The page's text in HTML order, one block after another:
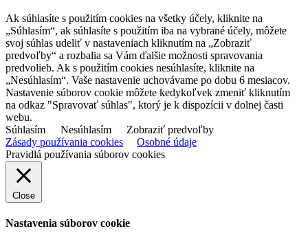
Ak súhlasíte s použitím cookies na všetky účely, kliknite na
„Súhlasím“, ak súhlasíte s použitím iba na vybrané účely, môžete
svoj súhlas udeliť v nastaveniach kliknutím na „Zobraziť
predvoľby“ a rozbalia sa Vám ďalšie možnosti spravovania
predvolieb. Ak s použitím cookies nesúhlasíte, kliknite na
„Nesúhlasím“. Vaše nastavenie uchovávame po dobu 6 mesiacov.
Nastavenie súborov cookie môžete kedykoľvek zmeniť kliknutím
na odkaz "Spravovať súhlas", ktorý je k dispozícii v dolnej časti
webu.
Súhlasím
Nesúhlasím
Zobraziť predvoľby
Zásady používania cookies
Osobné údaje
Pravidlá používania súborov cookies
Close
Nastavenia súborov cookie